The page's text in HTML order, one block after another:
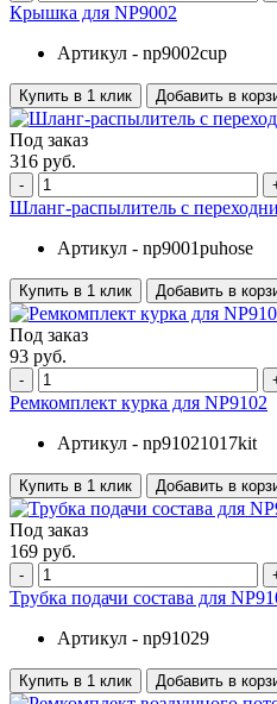
Крышка для NP9002
Артикул - np9002cup
Купить в 1 клик Добавить в
Под заказ
316 руб.
-
Шланг-распылитель с
Артикул - np9001puhose
Купить в 1 клик Добавить в
Под заказ
93 руб.
-
Ремкомплект курка для NP9102
Артикул - np91021017kit
Купить в 1 клик Добавить в
Под заказ
169 руб.
-
Трубка подачи состава для
Артикул - np91029
Купить в 1 клик Добавить в